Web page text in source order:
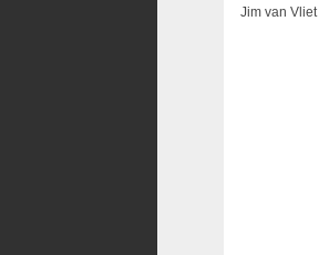
Jim van Vliet